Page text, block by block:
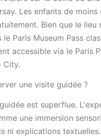
. Les enfants de moins
Bien que le lieu
le Paris Museum Pass
accessible via le Paris
City.
une visite guidée ?
est superflue.
une immersion
ni explications